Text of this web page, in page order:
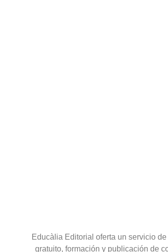
Educàlia Editorial oferta un servicio
gratuito, formación y publicación de